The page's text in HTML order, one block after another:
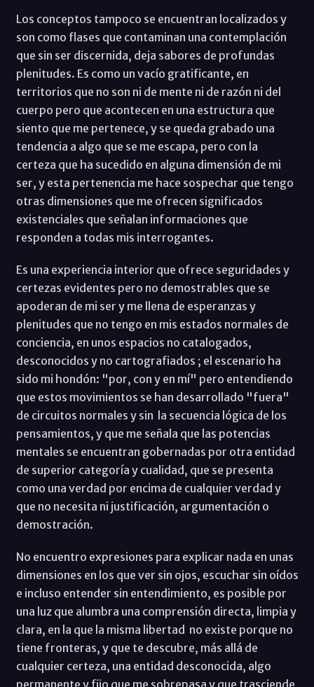
Los conceptos tampoco se encuentran localizados y
son como flases que contaminan una contemplación
que sin ser discernida, deja sabores de profundas
plenitudes. Es como un vacío gratificante, en
territorios que no son ni de mente ni de razón ni del
cuerpo pero que acontecen en una estructura que
siento que me pertenece, y se queda grabado una
tendencia a algo que se me escapa, pero con la
certeza que ha sucedido en alguna dimensión de mi
ser, y esta pertenencia me hace sospechar que tengo
otras dimensiones que me ofrecen significados
existenciales que señalan informaciones que
responden a todas mis interrogantes.
Es una experiencia interior que ofrece seguridades y
certezas evidentes pero no demostrables que se
apoderan de mi ser y me llena de esperanzas y
plenitudes que no tengo en mis estados normales de
conciencia, en unos espacios no catalogados,
desconocidos y no cartografiados ; el escenario ha
sido mi hondón: "por, con y en mí" pero entendiendo
que estos movimientos se han desarrollado "fuera"
de circuitos normales y sin la secuencia lógica de los
pensamientos, y que me señala que las potencias
mentales se encuentran gobernadas por otra entidad
de superior categoría y cualidad, que se presenta
como una verdad por encima de cualquier verdad y
que no necesita ni justificación, argumentación o
demostración.
No encuentro expresiones para explicar nada en unas
dimensiones en los que ver sin ojos, escuchar sin oídos
e incluso entender sin entendimiento, es posible por
una luz que alumbra una comprensión directa, limpia y
clara, en la que la misma libertad no existe porque no
tiene fronteras, y que te descubre, más allá de
cualquier certeza, una entidad desconocida, algo
permanente y fijo que me sobrepasa y que trasciende